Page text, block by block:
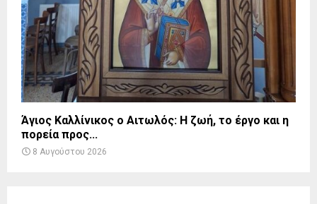
Άγιος Καλλίνικος ο Αιτωλός: Η ζωή, το έργο και η
πορεία προς...
8 Αυγούστου 2026